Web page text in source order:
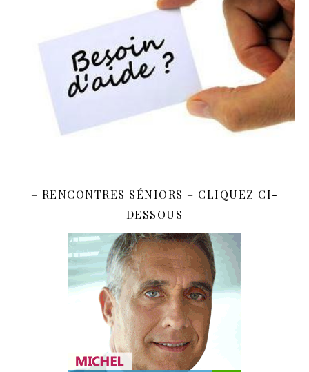
– RENCONTRES SÉNIORS – CLIQUEZ CI-
DESSOUS